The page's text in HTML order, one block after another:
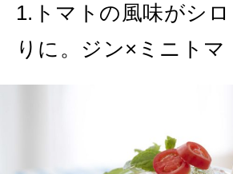
2026年7月号「鎌倉 ローカルが 教えてく
2026年6月号「大銀座 トレンドが生まれ
2026年5月号「“大好き”に出会
2026年4月号「未来をつくる、学
2026年3月号「スイーツ予想
MAGAZINE
1.トマトの風味がシ
りに。ジン×ミニトマ